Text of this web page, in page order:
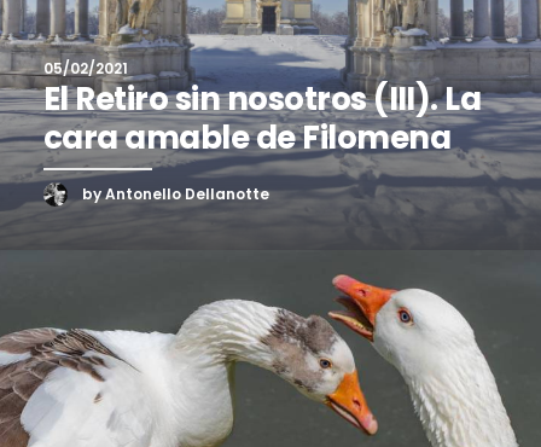
05/02/2021
El Retiro sin nosotros (III). La
cara amable de Filomena
by Antonello Dellanotte